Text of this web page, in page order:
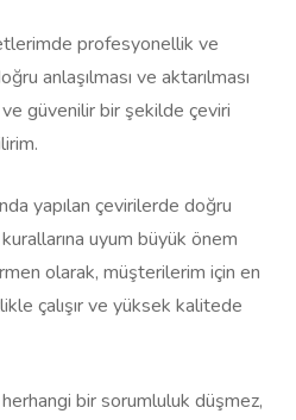
profesyonellik ve
anlaşılması ve aktarılması
ve güvenilir bir şekilde çeviri
yapılan çevirilerde doğru
uyum büyük önem
olarak, müşterilerim için en
çalışır ve yüksek kalitede
bir sorumluluk düşmez,